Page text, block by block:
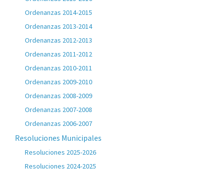
Ordenanzas 2014-2015
Ordenanzas 2013-2014
Ordenanzas 2012-2013
Ordenanzas 2011-2012
Ordenanzas 2010-2011
Ordenanzas 2009-2010
Ordenanzas 2008-2009
Ordenanzas 2007-2008
Ordenanzas 2006-2007
Resoluciones Municipales
Resoluciones 2025-2026
Resoluciones 2024-2025